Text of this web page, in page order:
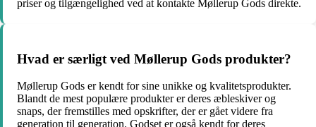
priser og tilgængelighed ved at kontakte Møllerup Gods direkte.
Hvad er særligt ved Møllerup Gods produkter?
Møllerup Gods er kendt for sine unikke og kvalitetsprodukter.
Blandt de mest populære produkter er deres æbleskiver og
snaps, der fremstilles med opskrifter, der er gået videre fra
generation til generation. Godset er også kendt for deres